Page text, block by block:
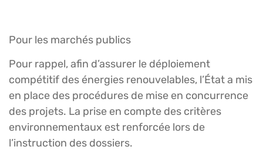
Pour les marchés publics
Pour rappel, afin d’assurer le déploiement
compétitif des énergies renouvelables, l’État a mis
en place des procédures de mise en concurrence
des projets. La prise en compte des critères
environnementaux est renforcée lors de
l’instruction des dossiers.